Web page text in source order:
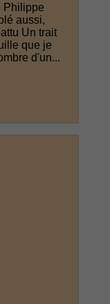
Philippe
aussi,
Un trait
que je
d'un...